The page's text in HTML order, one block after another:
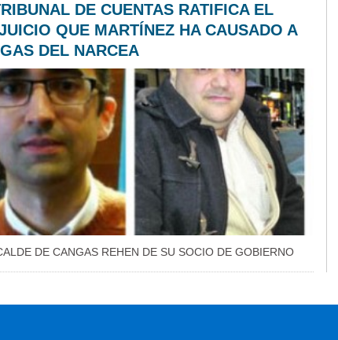
DE CUENTAS RATIFICA EL
QUE MARTÍNEZ HA CAUSADO A
DEL NARCEA
DE CANGAS REHEN DE SU SOCIO DE GOBIERNO